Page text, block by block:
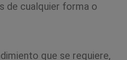
de cualquier forma o
que se requiere,